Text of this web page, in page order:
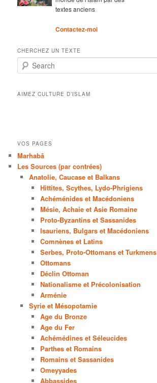
textes anciens
Contactez-moi
CHERCHEZ UN TEXTE
Search
AIMEZ CULTURE D’ISLAM
VOS PAGES
Marhabâ
Les Sources (par contrées)
Anatolie, Caucase et Balkans
Hittites, Scythes, Lydo-Phrigiens
Achéménides et Macédoniens
Mésie, Achaie et Asie Romaine
Proto-Byzantins et Sassanides
Isauriens, Bulgars et Macédoniens
Comnènes et Latins
Serbes, Proto-Ottomans et Turkmens
Ottomans
Déclin Ottoman
Nationalisme et Précolonisation
Arménie
Syrie et Mésopotamie
Age du Bronze
Age du Fer
Achémédines et Séleucides
Parthes et Romains
Romains et Sassanides
Omeyyades
Abbassides